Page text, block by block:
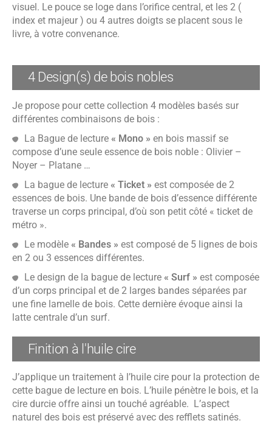
visuel. Le pouce se loge dans l’orifice central, et les 2 (
index et majeur ) ou 4 autres doigts se placent sous le
livre, à votre convenance.
4 Design(s) de bois nobles
Je propose pour cette collection 4 modèles basés sur
différentes combinaisons de bois :
La Bague de lecture « Mono » en bois massif se
compose d’une seule essence de bois noble : Olivier –
Noyer – Platane …
La bague de lecture « Ticket » est composée de 2
essences de bois. Une bande de bois d’essence différente
traverse un corps principal, d’où son petit côté « ticket de
métro ».
Le modèle « Bandes » est composé de 5 lignes de bois
en 2 ou 3 essences différentes.
Le design de la bague de lecture « Surf » est composée
d’un corps principal et de 2 larges bandes séparées par
une fine lamelle de bois. Cette dernière évoque ainsi la
latte centrale d’un surf.
Finition à l'huile cire
J’applique un traitement à l’huile cire pour la protection de
cette bague de lecture en bois. L’huile pénètre le bois, et la
cire durcie offre ainsi un touché agréable. L’aspect
naturel des bois est préservé avec des refflets satinés.